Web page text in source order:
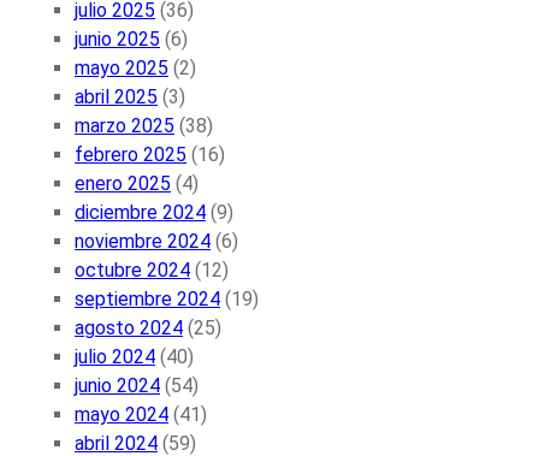
julio 2025 (36)
junio 2025 (6)
mayo 2025 (2)
abril 2025 (3)
marzo 2025 (38)
febrero 2025 (16)
enero 2025 (4)
diciembre 2024 (9)
noviembre 2024 (6)
octubre 2024 (12)
septiembre 2024 (19)
agosto 2024 (25)
julio 2024 (40)
junio 2024 (54)
mayo 2024 (41)
abril 2024 (59)